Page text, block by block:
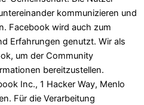
kommunizieren und
Facebook wird auch zum
Erfahrungen genutzt. Wir als
um der Community
bereitzustellen.
Inc., 1 Hacker Way, Menlo
Für die Verarbeitung